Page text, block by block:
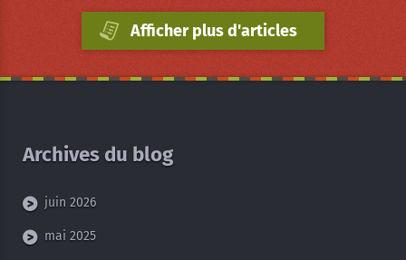
Afficher plus d'articles
Archives du blog
juin 2026
mai 2025